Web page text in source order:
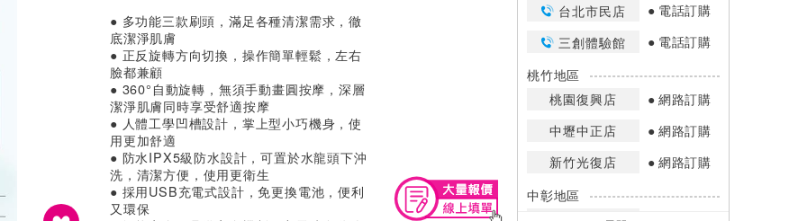
● 多功能三款刷頭，滿足各種清潔需求，徹
底潔淨肌膚
● 正反旋轉方向切換，操作簡單輕鬆，左右
臉都兼顧
● 360°自動旋轉，無須手動畫圓按摩，深層
潔淨肌膚同時享受舒適按摩
● 人體工學凹槽設計，掌上型小巧機身，使
用更加舒適
● 防水IPX5級防水設計，可置於水龍頭下沖
洗，清潔方便，使用更衛生
● 採用USB充電式設計，免更換電池，便利
又環保
台北市民店
電話訂購
三創體驗館
電話訂購
桃竹地區
桃園復興店
網路訂購
中壢中正店
網路訂購
新竹光復店
網路訂購
中彰地區